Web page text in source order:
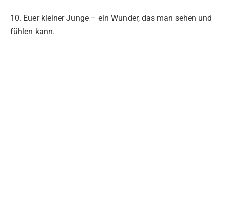
10. Euer kleiner Junge – ein Wunder, das man sehen und
fühlen kann.